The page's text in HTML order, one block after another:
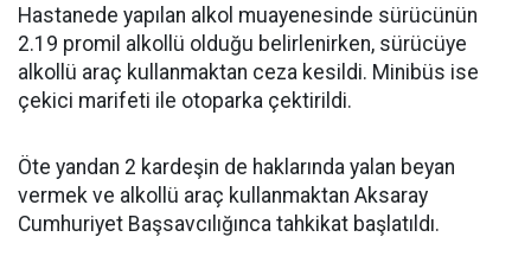
Hastanede yapılan alkol muayenesinde sürücünün
2.19 promil alkollü olduğu belirlenirken, sürücüye
alkollü araç kullanmaktan ceza kesildi. Minibüs ise
çekici marifeti ile otoparka çektirildi.
Öte yandan 2 kardeşin de haklarında yalan beyan
vermek ve alkollü araç kullanmaktan Aksaray
Cumhuriyet Başsavcılığınca tahkikat başlatıldı.